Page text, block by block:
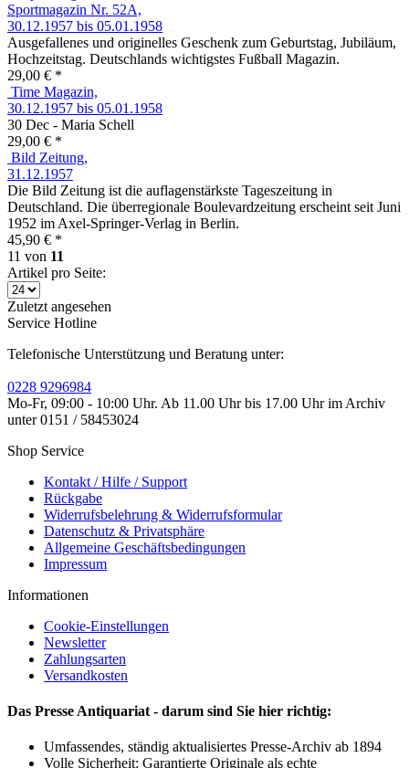
Sportmagazin Nr. 52A,
30.12.1957 bis 05.01.1958
Ausgefallenes und originelles Geschenk zum Geburtstag, Jubiläum,
Hochzeitstag. Deutschlands wichtigstes Fußball Magazin.
29,00 € *
Time Magazin,
30.12.1957 bis 05.01.1958
30 Dec - Maria Schell
29,00 € *
Bild Zeitung,
31.12.1957
Die Bild Zeitung ist die auflagenstärkste Tageszeitung in
Deutschland. Die überregionale Boulevardzeitung erscheint seit Juni
1952 im Axel-Springer-Verlag in Berlin.
45,90 € *
11 von 11
Artikel pro Seite:
Zuletzt angesehen
Service Hotline
Telefonische Unterstützung und Beratung unter:
0228 9296984
Mo-Fr, 09:00 - 10:00 Uhr. Ab 11.00 Uhr bis 17.00 Uhr im Archiv
unter 0151 / 58453024
Shop Service
Kontakt / Hilfe / Support
Rückgabe
Widerrufsbelehrung & Widerrufsformular
Datenschutz & Privatsphäre
Allgemeine Geschäftsbedingungen
Impressum
Informationen
Cookie-Einstellungen
Newsletter
Zahlungsarten
Versandkosten
Das Presse Antiquariat - darum sind Sie hier richtig:
Umfassendes, ständig aktualisiertes Presse-Archiv ab 1894
Volle Sicherheit: Garantierte Originale als echte